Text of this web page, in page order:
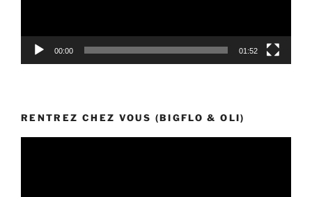
00:00 01:52
RENTREZ CHEZ VOUS (BIGFLO & OLI)